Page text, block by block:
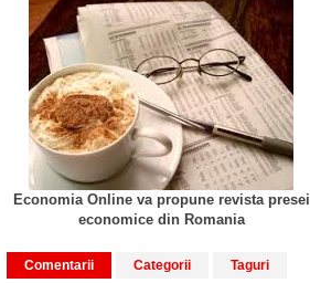
Economia Online va propune revista presei
economice din Romania
Comentarii Categorii Taguri